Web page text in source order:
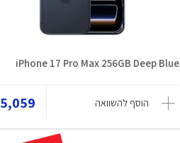
iPhone 17 Pro Max 256GB Deep Blue
הוסף להשוואה 5,059 ₪